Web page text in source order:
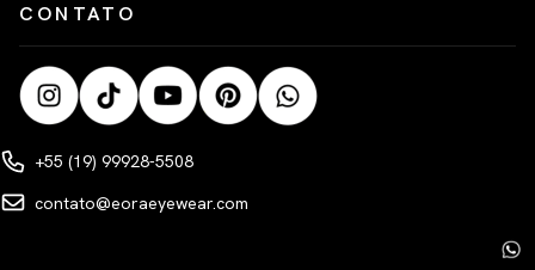
CONTATO
+55 (19) 99928-5508
contato@eoraeyewear.com